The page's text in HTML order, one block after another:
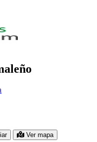
para ir a su página
Ver mapa